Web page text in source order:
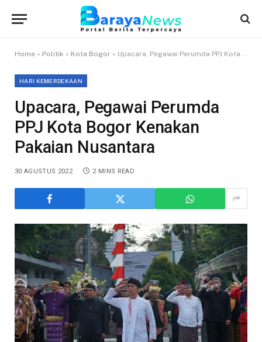
Home » Politik » Kota Bogor » Upacara, Pegawai Perumda PPJ Kota Bogor Kenakan Pakaian Nusantara
HARI KEMERDEKAAN
Upacara, Pegawai Perumda
PPJ Kota Bogor Kenakan
Pakaian Nusantara
30 AGUSTUS 2022 2 MINS READ